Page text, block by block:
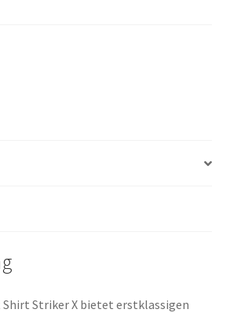
Shirt Striker X bietet erstklassigen